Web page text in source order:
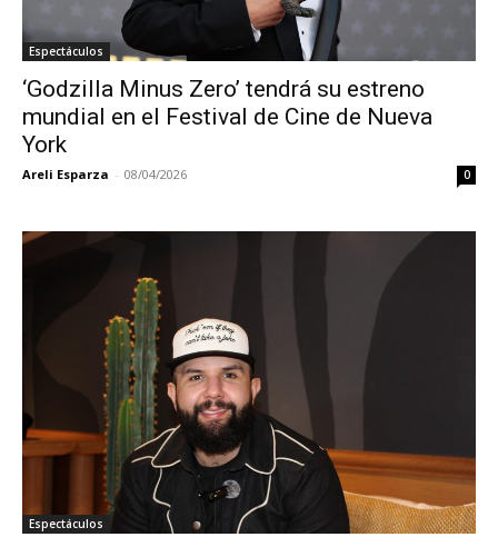
Espectáculos
‘Godzilla Minus Zero’ tendrá su estreno
mundial en el Festival de Cine de Nueva
York
Areli Esparza - 08/04/2026 0
Espectáculos